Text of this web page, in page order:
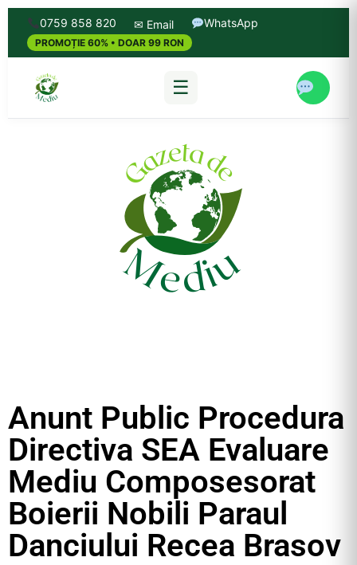
0759 858 820 ✉ Email WhatsApp
PROMOȚIE 60% • DOAR 99 RON
☰
Anunt Public Procedura
Directiva SEA Evaluare
Mediu Composesorat
Boierii Nobili Paraul
Danciului Recea Brasov